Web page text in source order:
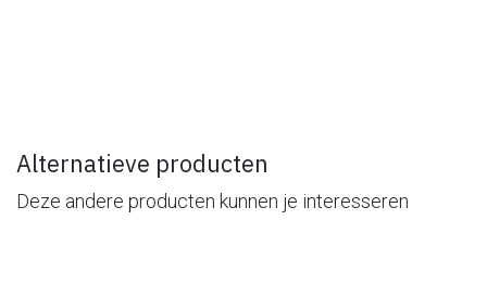
Alternatieve producten
Deze andere producten kunnen je interesseren